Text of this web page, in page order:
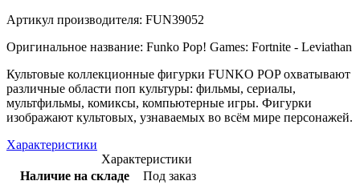
Артикул производителя: FUN39052
Оригинальное название: Funko Pop! Games: Fortnite - Leviathan
Культовые коллекционные фигурки FUNKO POP охватывают
различные области поп культуры: фильмы, сериалы,
мультфильмы, комиксы, компьютерные игры. Фигурки
изображают культовых, узнаваемых во всём мире персонажей.
Характеристики
Характеристики
Наличие на складе
Под заказ